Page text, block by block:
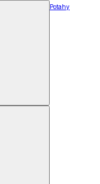
Potahy